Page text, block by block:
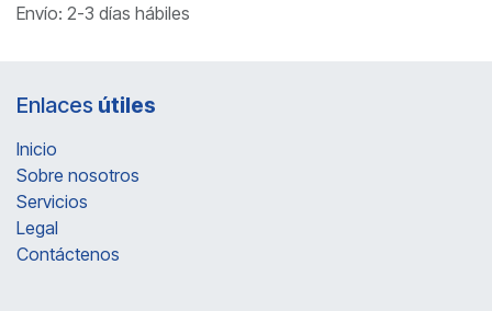
Envío: 2-3 días hábiles
Enlaces útiles
Inicio
Sobre nosotros
Servicios
Legal
Contáctenos